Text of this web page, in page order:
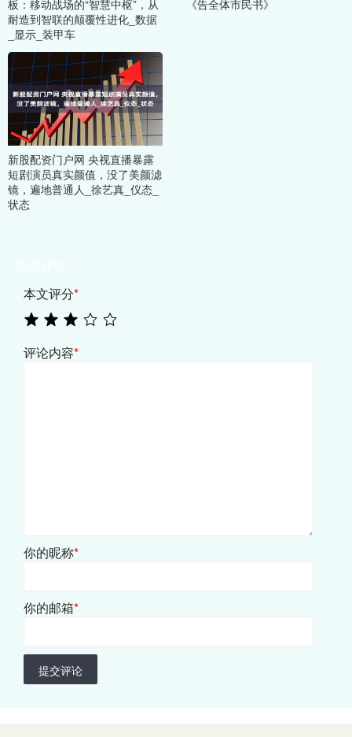
板：移动战场的“智慧中枢”，从
耐造到智联的颠覆性进化_数据
_显示_装甲车
《告全体市民书》
新股配资门户网 央视直播暴露
短剧演员真实颜值，没了美颜滤
镜，遍地普通人_徐艺真_仪态_
状态
本文评分*
评论内容*
你的昵称*
你的邮箱*
提交评论